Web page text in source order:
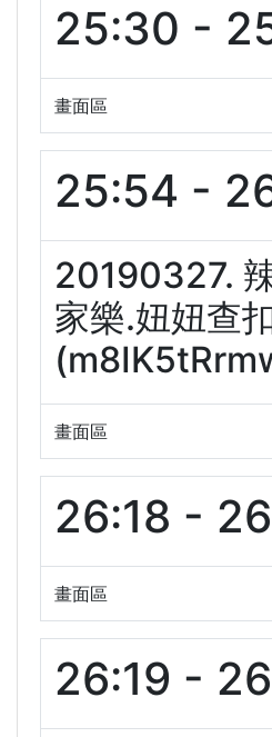
25:30 -
畫面區
25:54 -
20190327.
家樂.妞妞查
畫面區
26:18 -
畫面區
26:19 -